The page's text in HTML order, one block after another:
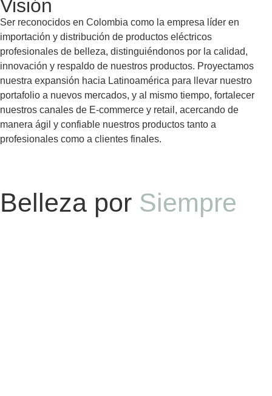
Visión
Ser reconocidos en Colombia como la empresa líder en
importación y distribución de productos eléctricos
profesionales de belleza, distinguiéndonos por la calidad,
innovación y respaldo de nuestros productos. Proyectamos
nuestra expansión hacia Latinoamérica para llevar nuestro
portafolio a nuevos mercados, y al mismo tiempo, fortalecer
nuestros canales de E-commerce y retail, acercando de
manera ágil y confiable nuestros productos tanto a
profesionales como a clientes finales.
Belleza por Siempre